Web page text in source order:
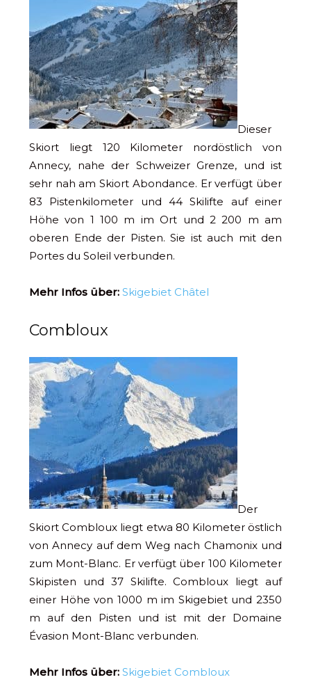
Dieser
Skiort liegt 120 Kilometer nordöstlich von
Annecy, nahe der Schweizer Grenze, und ist
sehr nah am Skiort Abondance. Er verfügt über
83 Pistenkilometer und 44 Skilifte auf einer
Höhe von 1 100 m im Ort und 2 200 m am
oberen Ende der Pisten. Sie ist auch mit den
Portes du Soleil verbunden.
Mehr Infos über: Skigebiet Châtel
Combloux
Der
Skiort Combloux liegt etwa 80 Kilometer östlich
von Annecy auf dem Weg nach Chamonix und
zum Mont-Blanc. Er verfügt über 100 Kilometer
Skipisten und 37 Skilifte. Combloux liegt auf
einer Höhe von 1000 m im Skigebiet und 2350
m auf den Pisten und ist mit der Domaine
Évasion Mont-Blanc verbunden.
Mehr Infos über: Skigebiet Combloux